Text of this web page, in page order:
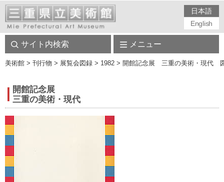
日本語
English
サイト内検索 メニュー
美術館 > 刊行物 > 展覧会図録 > 1982 > 開館記念展 三重の美術・現代
開館記念展
三重の美術・現代